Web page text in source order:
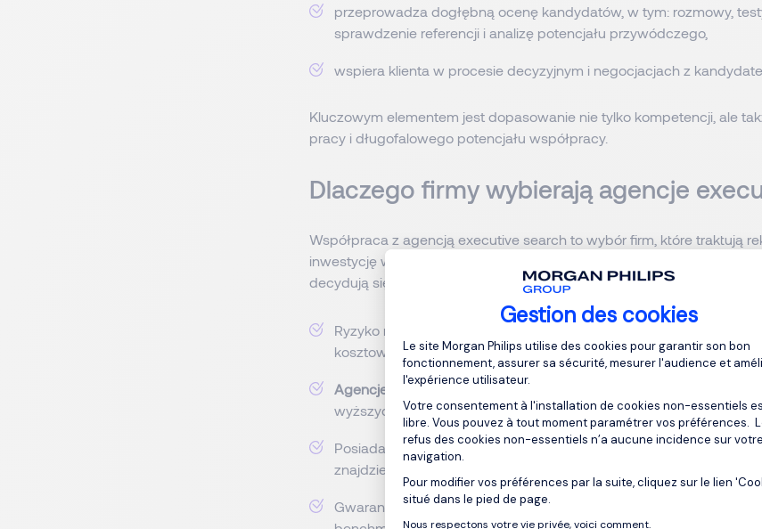
Gestion des cookies
Plateforme de Gestion du
Le site Morgan Philips utilise des cookies pour garantir son bon
fonctionnement, assurer sa sécurité, mesurer l'audience et
l'expérience utilisateur.
Votre consentement à l'installation de cookies non-essentiels
libre. Vous pouvez à tout moment paramétrer vos préférences.
refus des cookies non-essentiels n’a aucune incidence sur votre
navigation.
Pour modifier vos préférences par la suite, cliquez sur le lien
situé dans le pied de page.
Nous respectons votre vie privée, voici comment.
Axeptio consent
przeprowadza dogłębną ocenę kandydatów, w tym: rozmowy,
sprawdzenie referencji i analizę potencjału przywódczego,
wspiera klienta w procesie decyzyjnym i negocjacjach z
Kluczowym elementem jest dopasowanie nie tylko kompetencji, ale
pracy i długofalowego potencjału współpracy.
Dlaczego firmy wybierają agencje
Współpraca z agencją executive search to wybór firm, które traktują
inwestycję w przyszłość, a nie koszt operacyjny. Powody, dla których
decydują się na profesjonalny headhunting:
Ryzyko nietrafionej decyzji na szczeblu zarządczym jest ogromne
kosztowne strategicznie i wizerunkowo.
Agencje executive searchzapewniają poufność, co jest kluczowe
wyższych stanowiskach.
Posiadają dostęp do „ukrytego rynku pracy” i doświadczonych
znajdziemy w otwartych źródłach.
Gwarantują eksperckie podejście, opierające się na analizach